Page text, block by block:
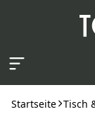
Startseite Tisch